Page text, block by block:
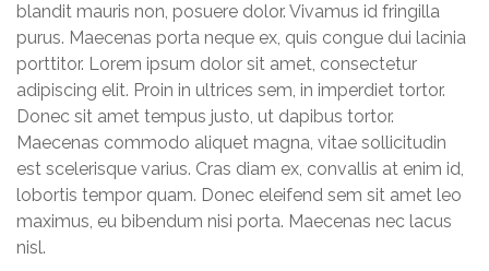
blandit mauris non, posuere dolor. Vivamus id fringilla
purus. Maecenas porta neque ex, quis congue dui lacinia
porttitor. Lorem ipsum dolor sit amet, consectetur
adipiscing elit. Proin in ultrices sem, in imperdiet tortor.
Donec sit amet tempus justo, ut dapibus tortor.
Maecenas commodo aliquet magna, vitae sollicitudin
est scelerisque varius. Cras diam ex, convallis at enim id,
lobortis tempor quam. Donec eleifend sem sit amet leo
maximus, eu bibendum nisi porta. Maecenas nec lacus
nisl.